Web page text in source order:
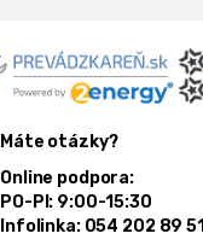
Máte otázky?
Online podpora:
PO-PI: 9:00-15:30
Infolinka: 054 202 89 51